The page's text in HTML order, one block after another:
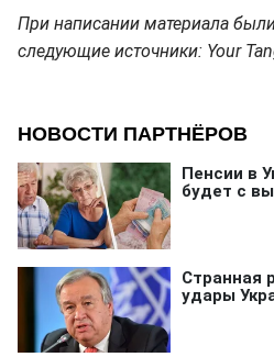
При написании материала
следующие источники: Your